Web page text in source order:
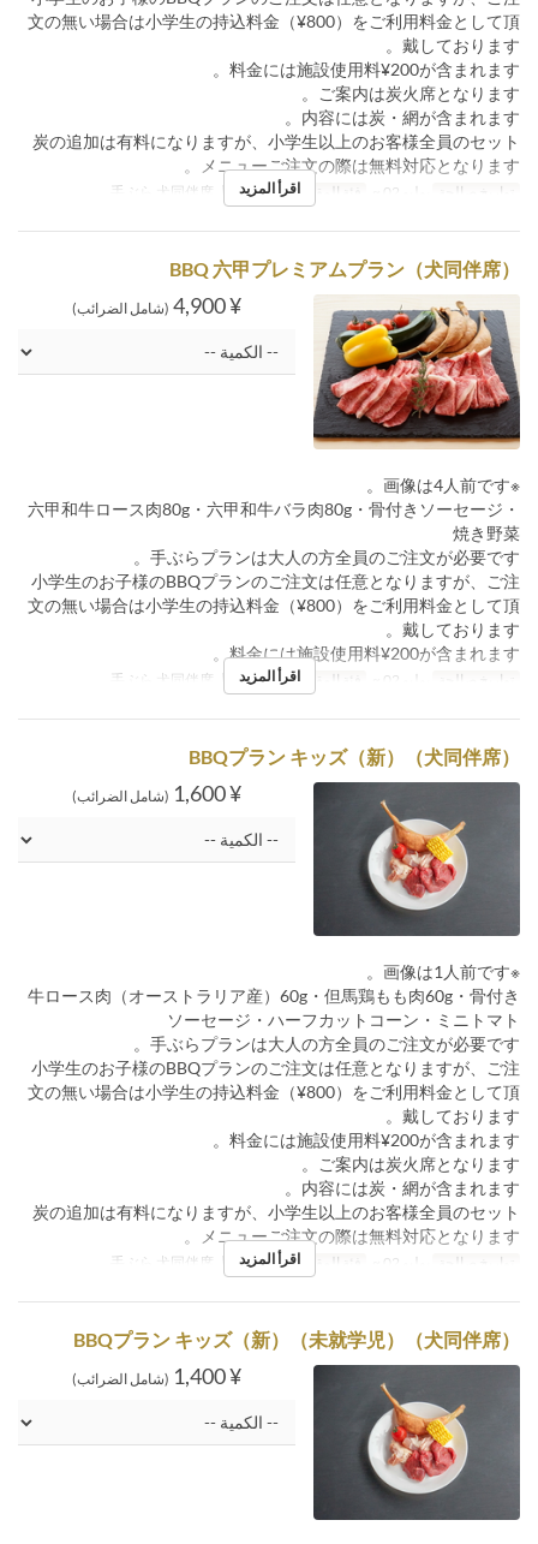
文の無い場合は小学生の持込料金（¥800）をご利用料金として頂
戴しております。
料金には施設使用料¥200が含まれます。
ご案内は炭火席となります。
内容には炭・網が含まれます。
炭の追加は有料になりますが、小学生以上のお客様全員のセット
メニューご注文の際は無料対応となります。
تواريخ صالحة فئة المقعد 【7/2開始】手ぶら 犬同伴席
اقرأ المزيد
BBQ 六甲プレミアムプラン（犬同伴席）
¥ 4,900 (شامل الضرائب)
※画像は4人前です。
六甲和牛ロース肉80g・六甲和牛バラ肉80g・骨付きソーセージ・
焼き野菜
手ぶらプランは大人の方全員のご注文が必要です。
小学生のお子様のBBQプランのご注文は任意となりますが、ご注
文の無い場合は小学生の持込料金（¥800）をご利用料金として頂
戴しております。
料金には施設使用料¥200が含まれます。
تواريخ صالحة فئة المقعد 【7/2開始】手ぶら 犬同伴席
اقرأ المزيد
BBQプラン キッズ（新）（犬同伴席）
¥ 1,600 (شامل الضرائب)
※画像は1人前です。
牛ロース肉（オーストラリア産）60g・但馬鶏もも肉60g・骨付き
ソーセージ・ハーフカットコーン・ミニトマト
手ぶらプランは大人の方全員のご注文が必要です。
小学生のお子様のBBQプランのご注文は任意となりますが、ご注
文の無い場合は小学生の持込料金（¥800）をご利用料金として頂
戴しております。
料金には施設使用料¥200が含まれます。
ご案内は炭火席となります。
内容には炭・網が含まれます。
炭の追加は有料になりますが、小学生以上のお客様全員のセット
メニューご注文の際は無料対応となります。
تواريخ صالحة فئة المقعد 【7/2開始】手ぶら 犬同伴席
اقرأ المزيد
BBQプラン キッズ（新）（未就学児）（犬同伴席）
¥ 1,400 (شامل الضرائب)